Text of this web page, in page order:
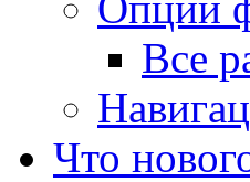
Все
Что